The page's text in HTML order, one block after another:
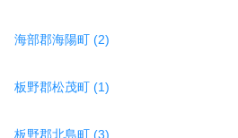
海部郡海陽町 (2)
板野郡松茂町 (1)
板野郡北島町 (3)